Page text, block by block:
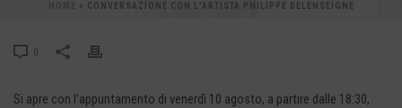
» CONVERSAZIONE CON L’ARTISTA PHILIPPE DELENSEIGNE
0
Si apre con l’appuntamento di venerdì 10 agosto, a partire dalle 18:30,